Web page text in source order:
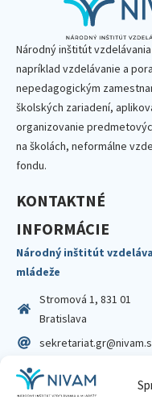
Národný inštitút
napríklad vzdelávanie a
nepedagogickým
školských zariadení,
organizovanie
na školách, neformálne
fondu.
KONTAKTNÉ
INFORMÁCIE
Národný inštitút
mládeže
Stromová 1, 831 01
Bratislava
IČO: 00164348
DIČ: 2020798714